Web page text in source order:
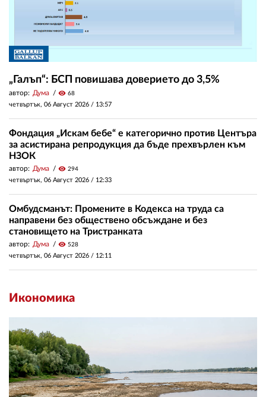
„Галъп“: БСП повишава доверието до 3,5%
автор: Дума visibility 68
четвъртък, 06 Август 2026 / 13:57
Фондация „Искам бебе“ е категорично против Центъра
за асистирана репродукция да бъде прехвърлен към
НЗОК
автор: Дума visibility 294
четвъртък, 06 Август 2026 / 12:33
Омбудсманът: Промените в Кодекса на труда са
направени без обществено обсъждане и без
становището на Тристранката
автор: Дума visibility 528
четвъртък, 06 Август 2026 / 12:11
Икономика